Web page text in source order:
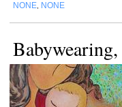
NONE NONE